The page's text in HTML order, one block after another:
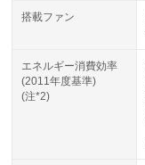
搭載ファン
エネルギー消費効率
(2011年度基準)
(注*2)